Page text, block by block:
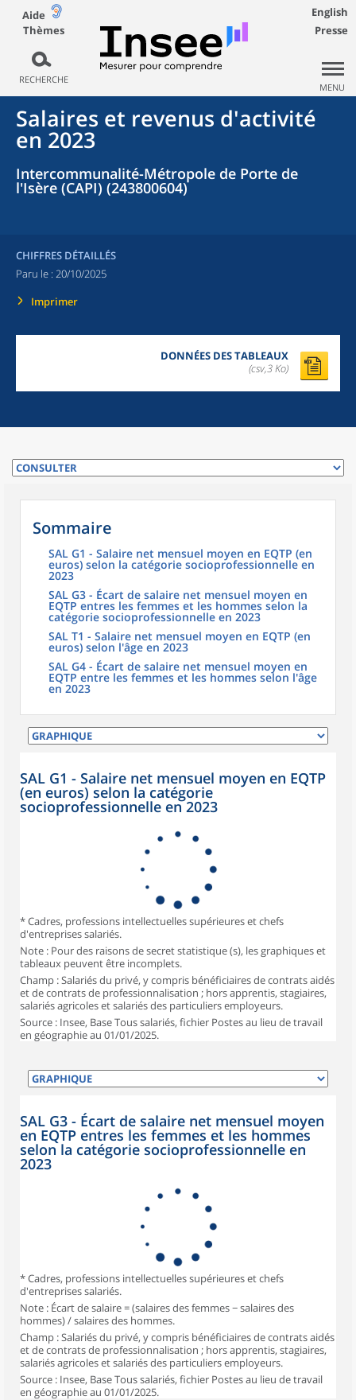
Aide
Thèmes
RECHERCHE
English
Presse
MENU
Salaires et revenus d'activité
en 2023
Intercommunalité-Métropole de Porte de
l'Isère (CAPI) (243800604)
CHIFFRES DÉTAILLÉS
Paru le : 20/10/2025
Imprimer
DONNÉES DES TABLEAUX
(csv,3 Ko)
Sommaire
SAL G1 - Salaire net mensuel moyen en EQTP (en
euros) selon la catégorie socioprofessionnelle en
2023
SAL G3 - Écart de salaire net mensuel moyen en
EQTP entres les femmes et les hommes selon la
catégorie socioprofessionnelle en 2023
SAL T1 - Salaire net mensuel moyen en EQTP (en
euros) selon l'âge en 2023
SAL G4 - Écart de salaire net mensuel moyen en
EQTP entre les femmes et les hommes selon l'âge
en 2023
SAL G1 - Salaire net mensuel moyen en EQTP
(en euros) selon la catégorie
socioprofessionnelle en 2023
* Cadres, professions intellectuelles supérieures et chefs
d'entreprises salariés.
Note : Pour des raisons de secret statistique (s), les graphiques et
tableaux peuvent être incomplets.
Champ : Salariés du privé, y compris bénéficiaires de contrats aidés
et de contrats de professionnalisation ; hors apprentis, stagiaires,
salariés agricoles et salariés des particuliers employeurs.
Source : Insee, Base Tous salariés, fichier Postes au lieu de travail
en géographie au 01/01/2025.
SAL G3 - Écart de salaire net mensuel moyen
en EQTP entres les femmes et les hommes
selon la catégorie socioprofessionnelle en
2023
* Cadres, professions intellectuelles supérieures et chefs
d'entreprises salariés.
Note : Écart de salaire = (salaires des femmes − salaires des
hommes) / salaires des hommes.
Champ : Salariés du privé, y compris bénéficiaires de contrats aidés
et de contrats de professionnalisation ; hors apprentis, stagiaires,
salariés agricoles et salariés des particuliers employeurs.
Source : Insee, Base Tous salariés, fichier Postes au lieu de travail
en géographie au 01/01/2025.